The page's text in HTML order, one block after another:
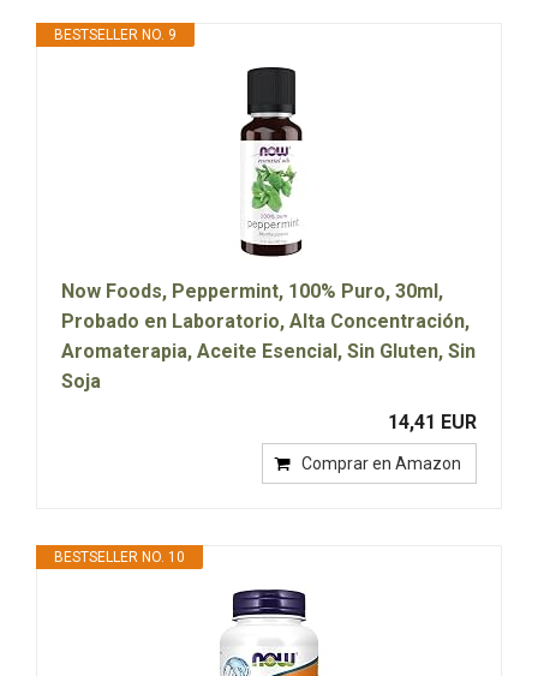
BESTSELLER NO. 9
Now Foods, Peppermint, 100% Puro, 30ml,
Probado en Laboratorio, Alta Concentración,
Aromaterapia, Aceite Esencial, Sin Gluten, Sin
Soja
14,41 EUR
Comprar en Amazon
BESTSELLER NO. 10